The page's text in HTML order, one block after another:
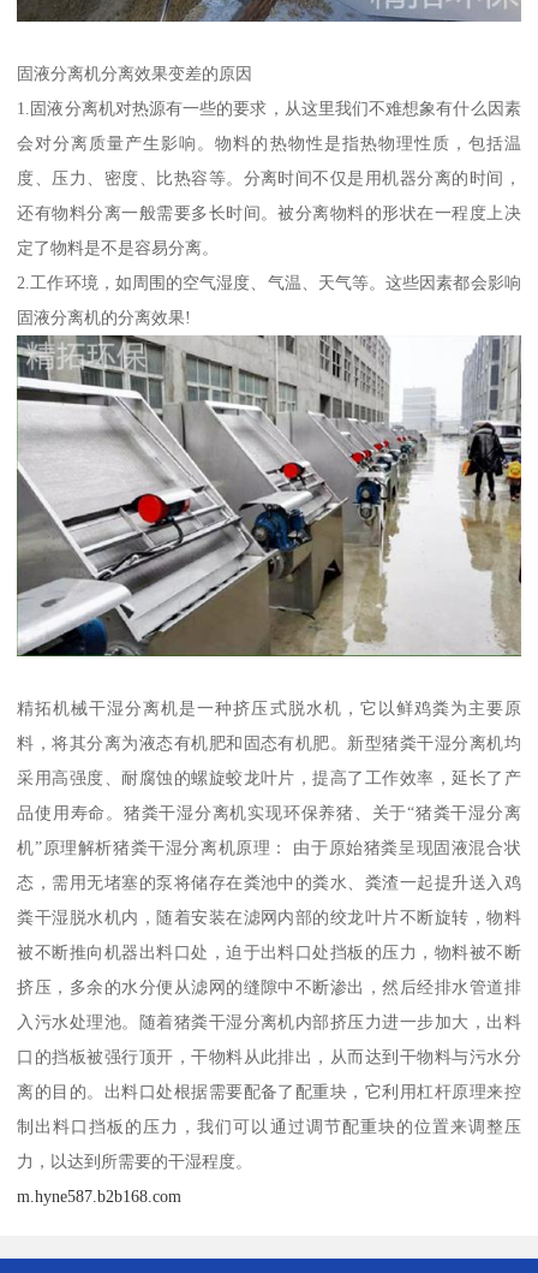
固液分离机分离效果变差的原因
1.固液分离机对热源有一些的要求，从这里我们不难想象有什么因素
会对分离质量产生影响。物料的热物性是指热物理性质，包括温
度、压力、密度、比热容等。分离时间不仅是用机器分离的时间，
还有物料分离一般需要多长时间。被分离物料的形状在一程度上决
定了物料是不是容易分离。
2.工作环境，如周围的空气湿度、气温、天气等。这些因素都会影响
固液分离机的分离效果!
精拓机械干湿分离机是一种挤压式脱水机，它以鲜鸡粪为主要原
料，将其分离为液态有机肥和固态有机肥。新型猪粪干湿分离机均
采用高强度、耐腐蚀的螺旋蛟龙叶片，提高了工作效率，延长了产
品使用寿命。猪粪干湿分离机实现环保养猪、关于“猪粪干湿分离
机”原理解析猪粪干湿分离机原理： 由于原始猪粪呈现固液混合状
态，需用无堵塞的泵将储存在粪池中的粪水、粪渣一起提升送入鸡
粪干湿脱水机内，随着安装在滤网内部的绞龙叶片不断旋转，物料
被不断推向机器出料口处，迫于出料口处挡板的压力，物料被不断
挤压，多余的水分便从滤网的缝隙中不断渗出，然后经排水管道排
入污水处理池。随着猪粪干湿分离机内部挤压力进一步加大，出料
口的挡板被强行顶开，干物料从此排出，从而达到干物料与污水分
离的目的。出料口处根据需要配备了配重块，它利用杠杆原理来控
制出料口挡板的压力，我们可以通过调节配重块的位置来调整压
力，以达到所需要的干湿程度。
m.hyne587.b2b168.com